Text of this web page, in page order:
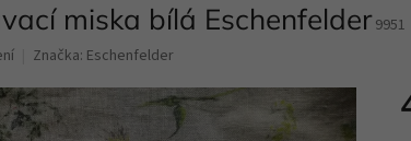
miska bílá Eschenfelder 9951
Značka: Eschenfelder